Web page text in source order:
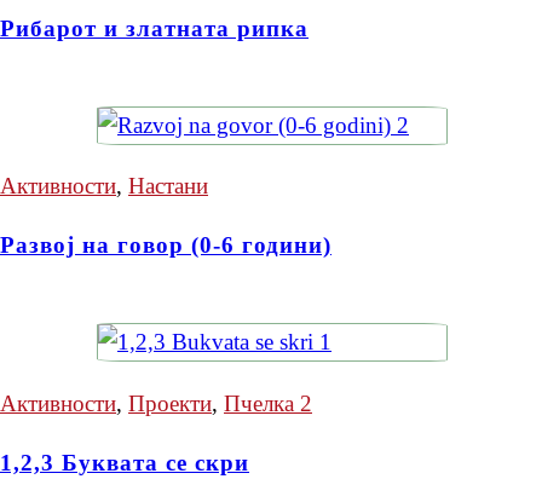
Рибарот и златната рипка
Активности, Настани
Развој на говор (0-6 години)
Активности, Проекти, Пчелка 2
1,2,3 Буквата се скри